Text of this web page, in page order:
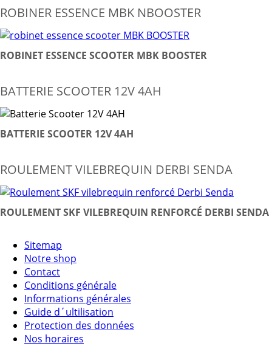
ROBINER ESSENCE MBK NBOOSTER
ROBINET ESSENCE SCOOTER MBK BOOSTER
BATTERIE SCOOTER 12V 4AH
BATTERIE SCOOTER 12V 4AH
ROULEMENT VILEBREQUIN DERBI SENDA
ROULEMENT SKF VILEBREQUIN RENFORCÉ DERBI SENDA
Sitemap
Notre shop
Contact
Conditions générale
Informations générales
Guide d´ultilisation
Protection des données
Nos horaires